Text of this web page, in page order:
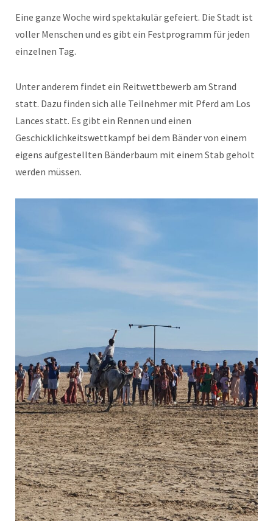
Eine ganze Woche wird spektakulär gefeiert. Die Stadt ist
voller Menschen und es gibt ein Festprogramm für jeden
einzelnen Tag.
Unter anderem findet ein Reitwettbewerb am Strand
statt. Dazu finden sich alle Teilnehmer mit Pferd am Los
Lances statt. Es gibt ein Rennen und einen
Geschicklichkeitswettkampf bei dem Bänder von einem
eigens aufgestellten Bänderbaum mit einem Stab geholt
werden müssen.